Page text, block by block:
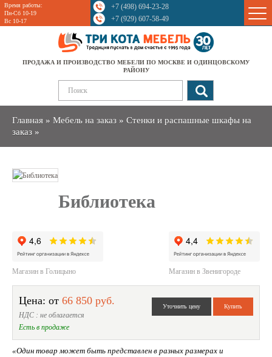
Время работы:
Пн-Сб 10-19
Вс 10-17
+7 (498) 694-23-28
+7 (929) 607-58-49
ПРОДАЖА И ПРОИЗВОДСТВО МЕБЕЛИ ПО МОСКВЕ И ОДИНЦОВСКОМУ
РАЙОНУ
Главная » Мебель на заказ » Стенки и распашные шкафы на
заказ »
Sale
Библиотека
Магазин в Голицыно Магазин в Звенигороде
Цена: от 66 850 руб.
НДС : не облагается
Есть в продаже
«Один товар может быть представлен в разных размерах и